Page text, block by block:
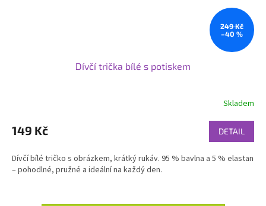
249 Kč
–40 %
Dívčí trička bílé s potiskem
Skladem
149 Kč DETAIL
Dívčí bílé tričko s obrázkem, krátký rukáv. 95 % bavlna a 5 % elastan
– pohodlné, pružné a ideální na každý den.